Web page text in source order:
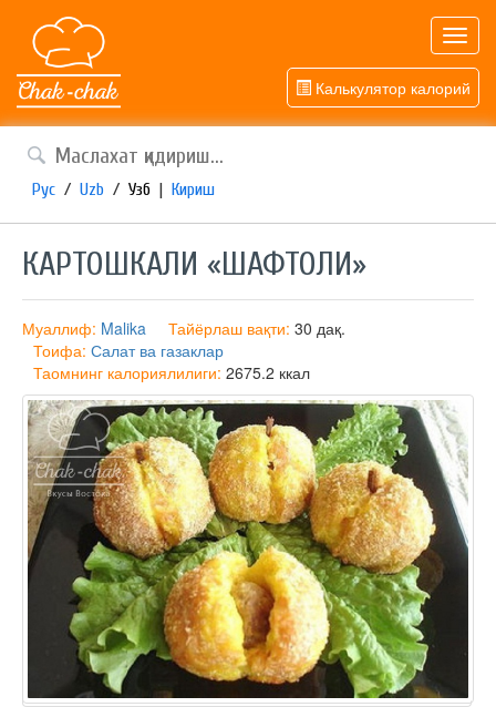
Калькулятор калорий
Рус / Uzb / Узб | Кириш
КАРТОШКАЛИ «ШАФТОЛИ»
Муаллиф: Malika Тайёрлаш вақти: 30 дақ.
Тоифа: Салат ва газаклар
Таомнинг калориялилиги: 2675.2 ккал